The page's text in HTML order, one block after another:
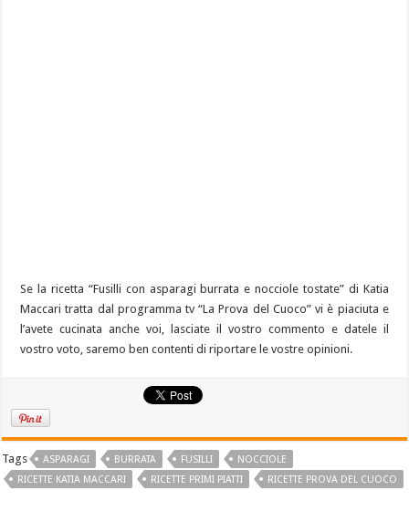
Se la ricetta “Fusilli con asparagi burrata e nocciole tostate” di Katia
Maccari tratta dal programma tv “La Prova del Cuoco” vi è piaciuta e
l’avete cucinata anche voi, lasciate il vostro commento e datele il
vostro voto, saremo ben contenti di riportare le vostre opinioni.
Tags ASPARAGI BURRATA FUSILLI
NOCCIOLE
RICETTE KATIA MACCARI
RICETTE PRIMI PIATTI RICETTE PROVA DEL CUOCO